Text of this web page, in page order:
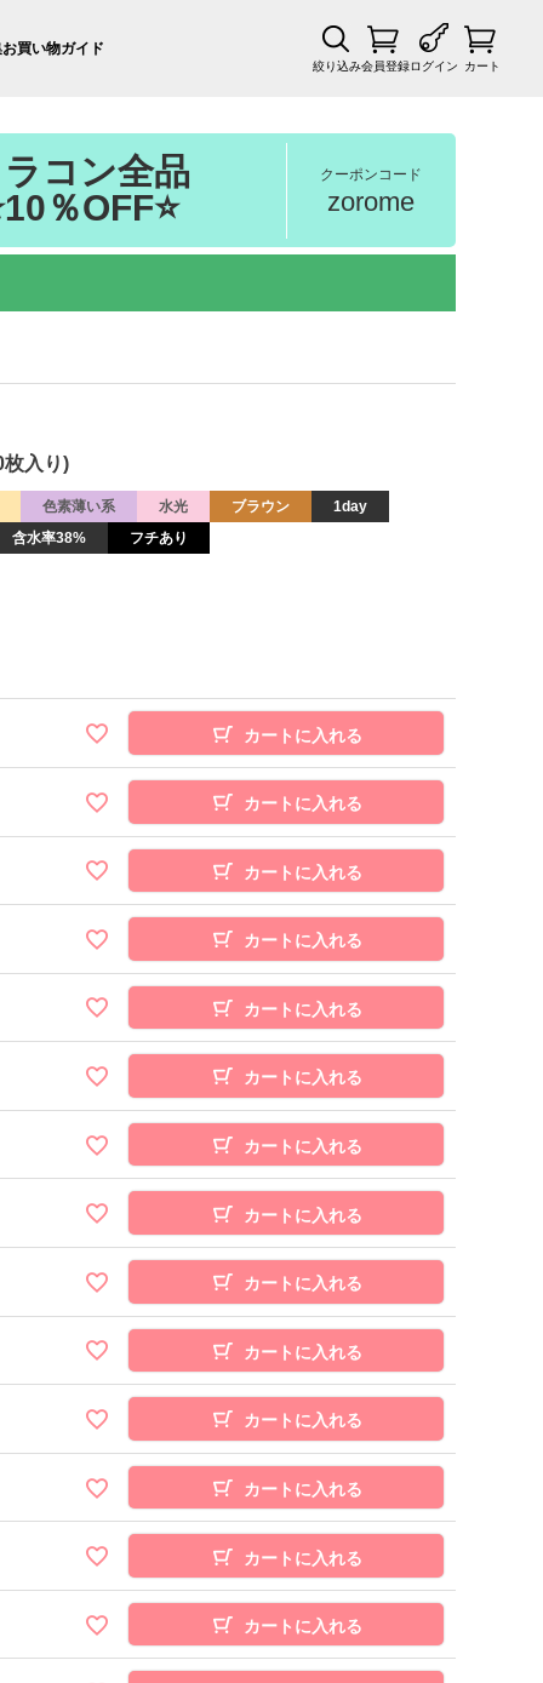
お買い物ガイド
絞り込み会員登録ログイン カート
コン全品
％OFF⭐
クーポンコード
zorome
入り)
色素薄い系 水光 ブラウン
1day
含水率38%
フチあり
カートに入れる
カートに入れる
カートに入れる
カートに入れる
カートに入れる
カートに入れる
カートに入れる
カートに入れる
カートに入れる
カートに入れる
カートに入れる
カートに入れる
カートに入れる
カートに入れる